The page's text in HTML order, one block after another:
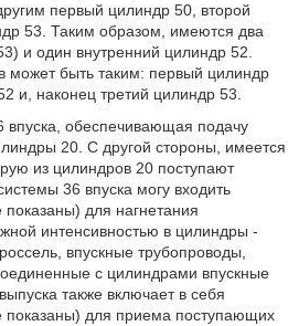
первый цилиндр 50, второй
53. Таким образом, имеются два
и один внутренний цилиндр 52.
может быть таким: первый цилиндр
и, наконец третий цилиндр 53.
впуска, обеспечивающая подачу
20. С другой стороны, имеется
из цилиндров 20 поступают
36 впуска могу входить
для нагнетания
интенсивностью в цилиндры -
впускные трубопроводы,
с цилиндрами впускные
также включает в себя
показаны) для приема поступающих